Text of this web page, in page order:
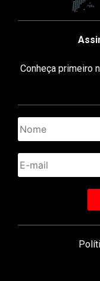
Conheça primeiro